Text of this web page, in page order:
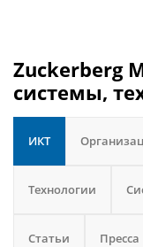
Zuckerberg
системы,
ИКТ
Технологии
Статьи Пресса